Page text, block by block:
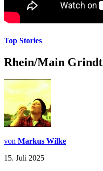
Top Stories
Rhein/Main
von Markus Wilke
15. Juli 2025